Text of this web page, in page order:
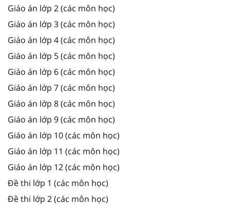
Giáo án lớp 2 (các môn học)
Giáo án lớp 3 (các môn học)
Giáo án lớp 4 (các môn học)
Giáo án lớp 5 (các môn học)
Giáo án lớp 6 (các môn học)
Giáo án lớp 7 (các môn học)
Giáo án lớp 8 (các môn học)
Giáo án lớp 9 (các môn học)
Giáo án lớp 10 (các môn học)
Giáo án lớp 11 (các môn học)
Giáo án lớp 12 (các môn học)
Đề thi lớp 1 (các môn học)
Đề thi lớp 2 (các môn học)